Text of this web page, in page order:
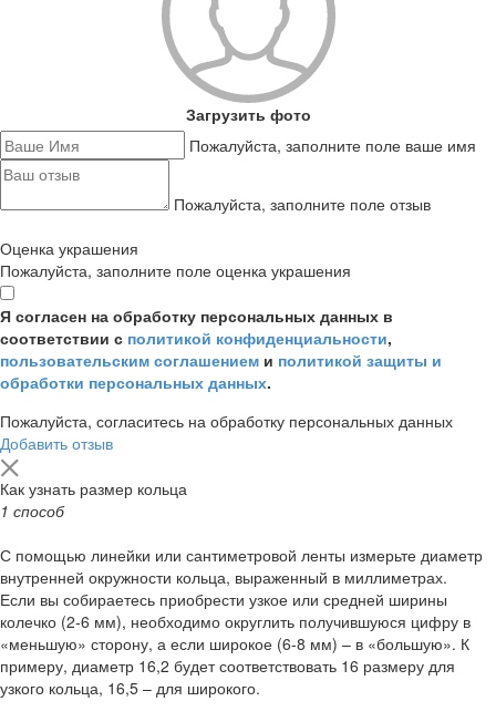
Загрузить фото
Пожалуйста, заполните поле ваше имя
Пожалуйста, заполните поле отзыв
Оценка украшения
Пожалуйста, заполните поле оценка украшения
Я согласен на обработку персональных данных в
соответствии с политикой конфиденциальности,
пользовательским соглашением и политикой защиты и
обработки персональных данных.
Пожалуйста, согласитесь на обработку персональных данных
Добавить отзыв
Как узнать размер кольца
1 способ
С помощью линейки или сантиметровой ленты измерьте диаметр
внутренней окружности кольца, выраженный в миллиметрах.
Если вы собираетесь приобрести узкое или средней ширины
колечко (2-6 мм), необходимо округлить получившуюся цифру в
«меньшую» сторону, а если широкое (6-8 мм) – в «большую». К
примеру, диаметр 16,2 будет соответствовать 16 размеру для
узкого кольца, 16,5 – для широкого.